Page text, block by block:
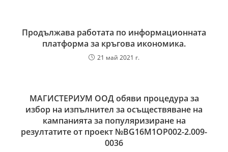
Продължава работата по информационната
платформа за кръгова икономика.
21 май 2021 г.
МАГИСТЕРИУМ ООД обяви процедура за
избор на изпълнител за осъществяване на
кампанията за популяризиране на
резултатите от проект №BG16M1OP002-2.‎009-
0036